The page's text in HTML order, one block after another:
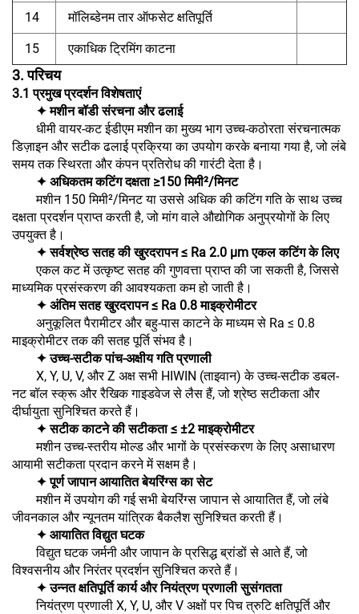
14 मॉलिब्डेनम तार ऑफसेट क्षतिपूर्ति
15 एकाधिक ट्रिमिंग काटना
3. परिचय
3.1 प्रमुख प्रदर्शन विशेषताएं
✦ मशीन बॉडी संरचना और ढलाई
धीमी वायर-कट ईडीएम मशीन का मुख्य भाग उच्च-कठोरता संरचनात्मक
डिज़ाइन और सटीक ढलाई प्रक्रिया का उपयोग करके बनाया गया है, जो लंबे
समय तक स्थिरता और कंपन प्रतिरोध की गारंटी देता है।
✦ अधिकतम कटिंग दक्षता ≥150 मिमी²/मिनट
मशीन 150 मिमी²/मिनट या उससे अधिक की कटिंग गति के साथ उच्च
दक्षता प्रदर्शन प्राप्त करती है, जो मांग वाले औद्योगिक अनुप्रयोगों के लिए
उपयुक्त है।
✦ सर्वश्रेष्ठ सतह की खुरदरापन ≤ Ra 2.0 μm एकल कटिंग के लिए
एकल कट में उत्कृष्ट सतह की गुणवत्ता प्राप्त की जा सकती है, जिससे
माध्यमिक प्रसंस्करण की आवश्यकता कम हो जाती है।
✦ अंतिम सतह खुरदरापन ≤ Ra 0.8 माइक्रोमीटर
अनुकूलित पैरामीटर और बहु-पास काटने के माध्यम से Ra ≤ 0.8
माइक्रोमीटर तक की सतह पूर्ति संभव है।
✦ उच्च-सटीक पांच-अक्षीय गति प्रणाली
X, Y, U, V, और Z अक्ष सभी HIWIN (ताइवान) के उच्च-सटीक डबल-
नट बॉल स्क्रू और रैखिक गाइडवेज से लैस हैं, जो श्रेष्ठ सटीकता और
दीर्घायुता सुनिश्चित करते हैं।
✦ सटीक काटने की सटीकता ≤ ±2 माइक्रोमीटर
मशीन उच्च-स्तरीय मोल्ड और भागों के प्रसंस्करण के लिए असाधारण
आयामी सटीकता प्रदान करने में सक्षम है।
✦ पूर्ण जापान आयातित बेयरिंग्स का सेट
मशीन में उपयोग की गई सभी बेयरिंग्स जापान से आयातित हैं, जो लंबे
जीवनकाल और न्यूनतम यांत्रिक बैकलैश सुनिश्चित करती हैं।
✦ आयातित विद्युत घटक
विद्युत घटक जर्मनी और जापान के प्रसिद्ध ब्रांडों से आते हैं, जो
विश्वसनीय और निरंतर प्रदर्शन सुनिश्चित करते हैं।
✦ उन्नत क्षतिपूर्ति कार्य और नियंत्रण प्रणाली सुसंगतता
नियंत्रण प्रणाली X, Y, U, और V अक्षों पर पिच त्रुटि क्षतिपूर्ति और